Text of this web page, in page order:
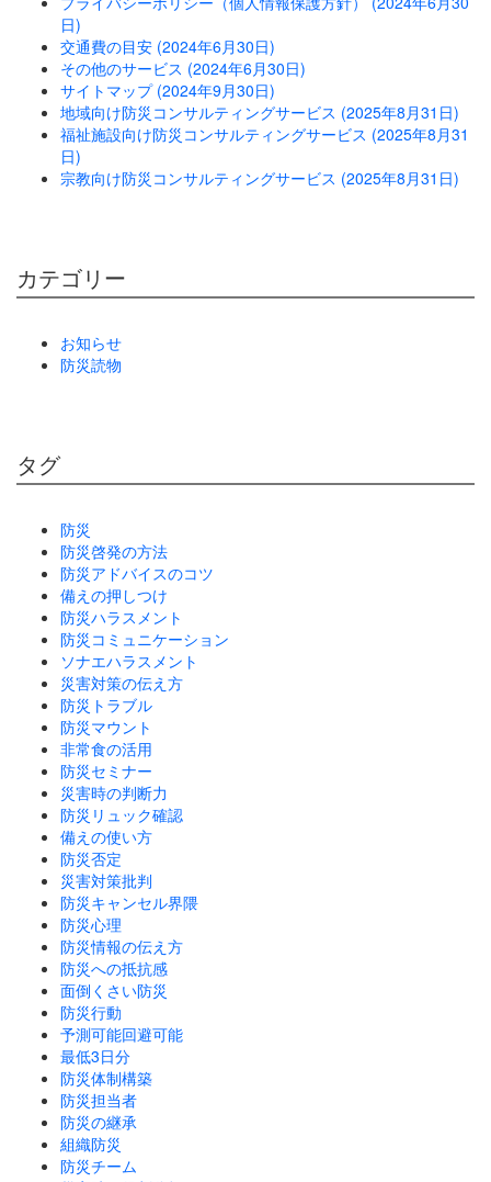
日)
交通費の目安 (2024年6月30日)
その他のサービス (2024年6月30日)
サイトマップ (2024年9月30日)
地域向け防災コンサルティングサービス (2025年8月31日)
福祉施設向け防災コンサルティングサービス (2025年8月31
日)
宗教向け防災コンサルティングサービス (2025年8月31日)
カテゴリー
お知らせ
防災読物
タグ
防災
防災啓発の方法
防災アドバイスのコツ
備えの押しつけ
防災ハラスメント
防災コミュニケーション
ソナエハラスメント
災害対策の伝え方
防災トラブル
防災マウント
非常食の活用
防災セミナー
災害時の判断力
防災リュック確認
備えの使い方
防災否定
災害対策批判
防災キャンセル界隈
防災心理
防災情報の伝え方
防災への抵抗感
面倒くさい防災
防災行動
予測可能回避可能
最低3日分
防災体制構築
防災担当者
防災の継承
組織防災
防災チーム